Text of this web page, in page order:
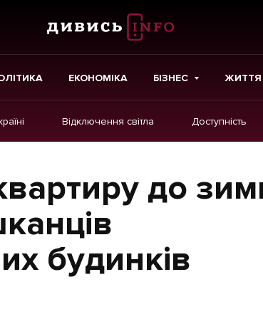
ЕКОНОМІКА БІЗНЕС ЖИТТЯ
Відключення світла Доступність
Картки
до
будинків